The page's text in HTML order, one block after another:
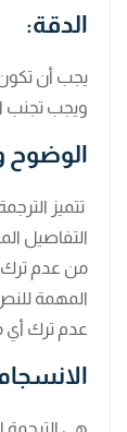
الدقة:
يجب أن
ويجب تجنب
الوضوح
تتميز
التفاصيل
من عدم ترك
المهمة
عدم ترك أي
هي الترجمة